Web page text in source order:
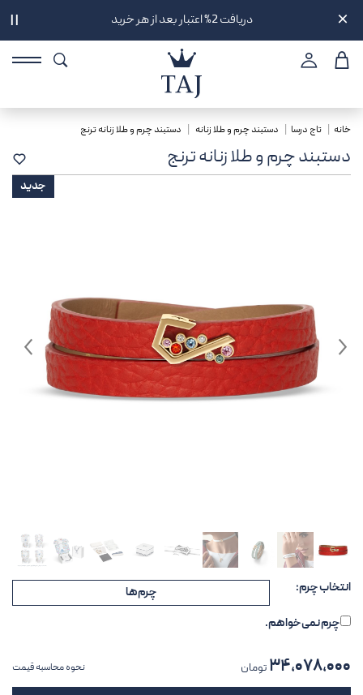
دریافت 2% اعتبار بعد از هر خرید
خانه تاج درسا دستبند چرم و طلا زنانه دستبند چرم و طلا زنانه ترنج
دستبند چرم و طلا زنانه ترنج
جدید
انتخاب چرم:
چرم‌ها
چرم نمی‌خواهم.
۳۴,۰۷۸,۰۰۰ تومان نحوه محاسبه قیمت